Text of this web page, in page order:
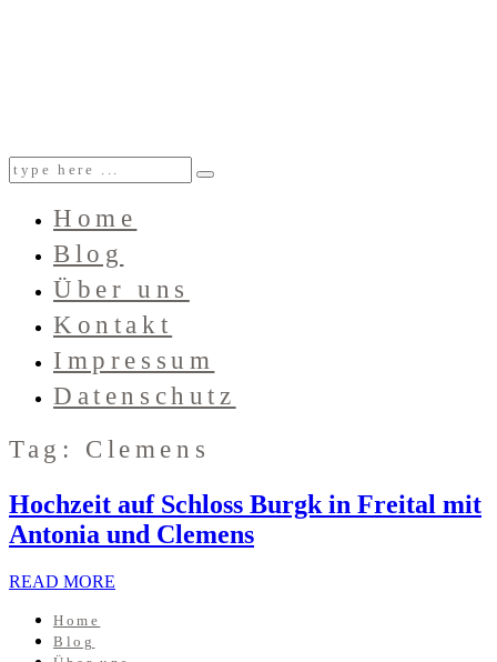
Home
Blog
Über uns
Kontakt
Impressum
Datenschutz
Tag: Clemens
Hochzeit auf Schloss Burgk in Freital mit
Antonia und Clemens
READ MORE
Home
Blog